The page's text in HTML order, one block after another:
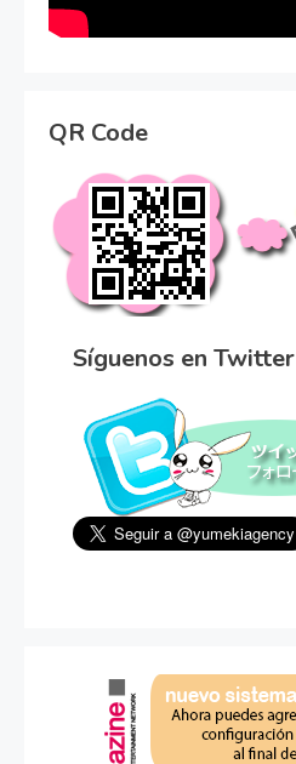
QR Code
Síguenos en Twitter